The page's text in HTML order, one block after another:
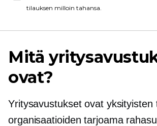
tilauksen milloin tahansa.
Mitä
ovat?
Yritysavustukset ovat yksityisten
organisaatioiden tarjoama